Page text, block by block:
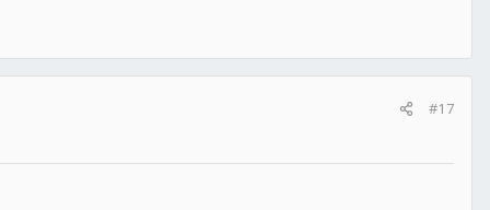
#17